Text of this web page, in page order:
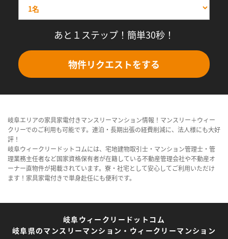
あと１ステップ！簡単30秒！
物件リクエストをする
岐阜エリアの家具家電付きマンスリーマンション情報！マンスリー＋ウィー
クリーでのご利用も可能です。連泊・長期出張の経費削減に、法人様にも大好
評！
岐阜ウィークリードットコムには、宅地建物取引士・マンション管理士・管
理業務主任者など国家資格保有者が在籍している不動産管理会社や不動産オ
ーナー直物件が掲載されています。寮・社宅として安心してご利用いただけ
ます！家具家電付きで単身赴任にも便利です。
岐阜ウィークリードットコム
岐阜県のマンスリーマンション・ウィークリーマンション